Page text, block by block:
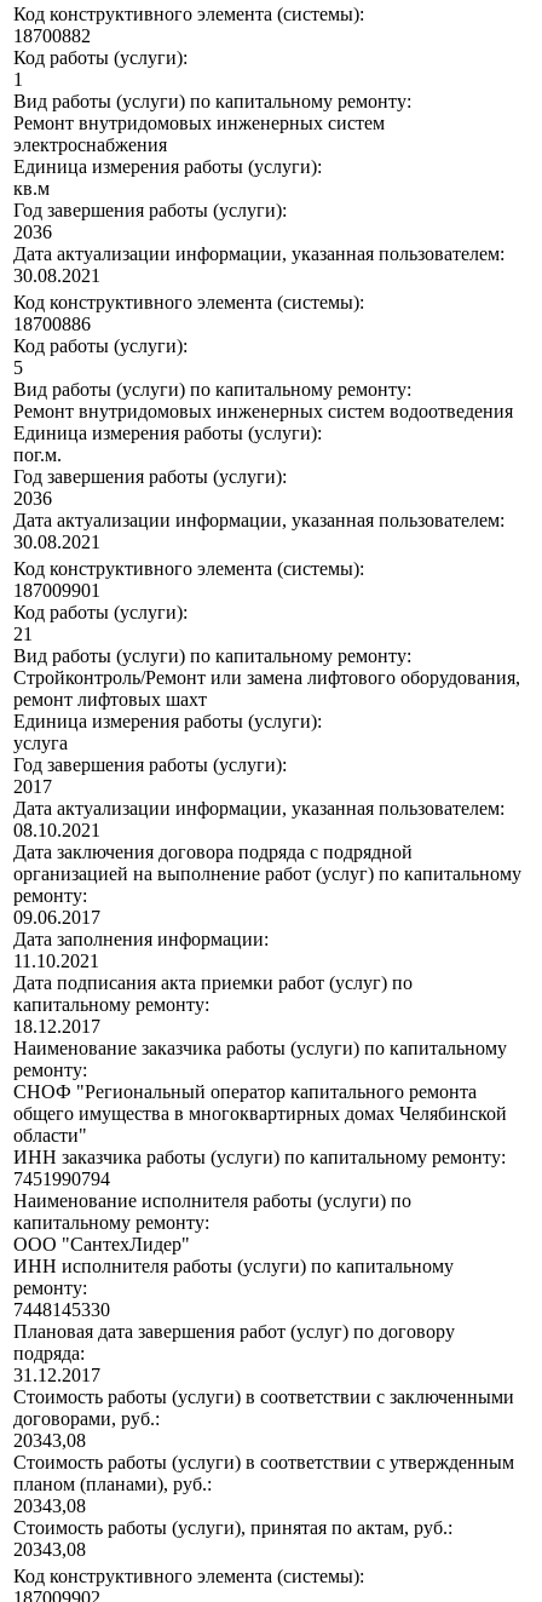
Код конструктивного элемента (системы):
18700882
Код работы (услуги):
1
Вид работы (услуги) по капитальному ремонту:
Ремонт внутридомовых инженерных систем
электроснабжения
Единица измерения работы (услуги):
кв.м
Год завершения работы (услуги):
2036
Дата актуализации информации, указанная пользователем:
30.08.2021
Код конструктивного элемента (системы):
18700886
Код работы (услуги):
5
Вид работы (услуги) по капитальному ремонту:
Ремонт внутридомовых инженерных систем водоотведения
Единица измерения работы (услуги):
пог.м.
Год завершения работы (услуги):
2036
Дата актуализации информации, указанная пользователем:
30.08.2021
Код конструктивного элемента (системы):
187009901
Код работы (услуги):
21
Вид работы (услуги) по капитальному ремонту:
Стройконтроль/Ремонт или замена лифтового оборудования,
ремонт лифтовых шахт
Единица измерения работы (услуги):
услуга
Год завершения работы (услуги):
2017
Дата актуализации информации, указанная пользователем:
08.10.2021
Дата заключения договора подряда с подрядной
организацией на выполнение работ (услуг) по капитальному
ремонту:
09.06.2017
Дата заполнения информации:
11.10.2021
Дата подписания акта приемки работ (услуг) по
капитальному ремонту:
18.12.2017
Наименование заказчика работы (услуги) по капитальному
ремонту:
СНОФ "Региональный оператор капитального ремонта
общего имущества в многоквартирных домах Челябинской
области"
ИНН заказчика работы (услуги) по капитальному ремонту:
7451990794
Наименование исполнителя работы (услуги) по
капитальному ремонту:
ООО "СантехЛидер"
ИНН исполнителя работы (услуги) по капитальному
ремонту:
7448145330
Плановая дата завершения работ (услуг) по договору
подряда:
31.12.2017
Стоимость работы (услуги) в соответствии с заключенными
договорами, руб.:
20343,08
Стоимость работы (услуги) в соответствии с утвержденным
планом (планами), руб.:
20343,08
Стоимость работы (услуги), принятая по актам, руб.:
20343,08
Код конструктивного элемента (системы):